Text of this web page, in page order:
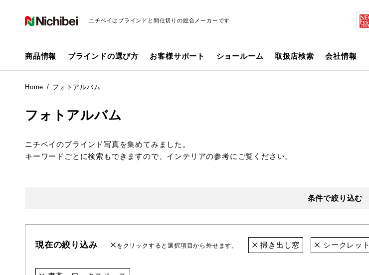
ニチベイはブラインドと間仕切りの総合メーカーです
商品情報 ブラインドの選び方 お客様サポート ショールーム 取扱店検索 会社情報
Home フォトアルバム
フォトアルバム
ニチベイのブラインド写真を集めてみました。
キーワードごとに検索もできますので、インテリアの参考にご覧ください。
条件で絞り込む
現在の絞り込み をクリックすると選択項目から外せます。 掃き出し窓 シークレット